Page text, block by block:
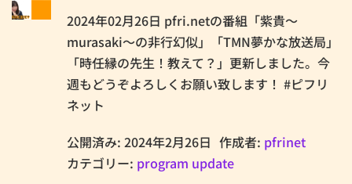
2024年02月26日 pfri.netの番組「紫貴～
murasaki～の非行幻似」「TMN夢かな放送局」
「時任縁の先生！教えて？」更新しました。今
週もどうぞよろしくお願い致します！ #ピフリ
ネット
公開済み: 2024年2月26日 作成者: pfrinet
カテゴリー: program update